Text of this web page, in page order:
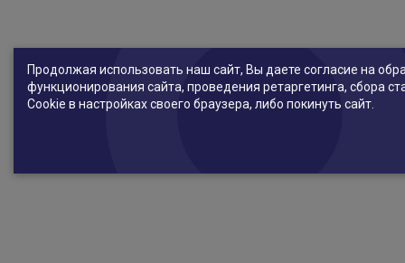
Продолжая использовать наш сайт, Вы даете согласие на
функционирования сайта, проведения ретаргетинга, сбора
Cookie в настройках своего браузера, либо покинуть сайт.